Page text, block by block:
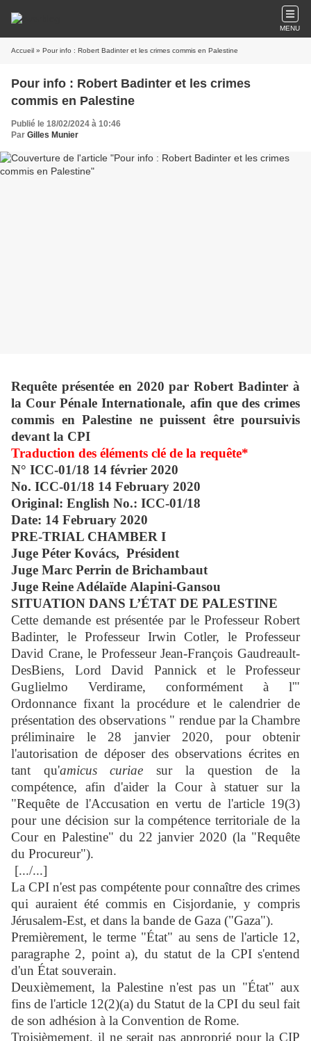
MENU
Accueil » Pour info : Robert Badinter et les crimes commis en Palestine
Pour info : Robert Badinter et les crimes
commis en Palestine
Publié le 18/02/2024 à 10:46
Par Gilles Munier
Requête présentée en 2020 par Robert Badinter à
la Cour Pénale Internationale, afin que des crimes
commis en Palestine ne puissent être poursuivis
devant la CPI
Traduction des éléments clé de la requête*
N° ICC-01/18 14 février 2020
No. ICC-01/18 14 February 2020
Original: English No.: ICC-01/18
Date: 14 February 2020
PRE-TRIAL CHAMBER I
Juge Péter Kovács, Président
Juge Marc Perrin de Brichambaut
Juge Reine Adélaïde Alapini-Gansou
SITUATION DANS L’ÉTAT DE PALESTINE
Cette demande est présentée par le Professeur Robert
Badinter, le Professeur Irwin Cotler, le Professeur
David Crane, le Professeur Jean-François Gaudreault-
DesBiens, Lord David Pannick et le Professeur
Guglielmo Verdirame, conformément à l'"
Ordonnance fixant la procédure et le calendrier de
présentation des observations " rendue par la Chambre
préliminaire le 28 janvier 2020, pour obtenir
l'autorisation de déposer des observations écrites en
tant qu'amicus curiae sur la question de la
compétence, afin d'aider la Cour à statuer sur la
"Requête de l'Accusation en vertu de l'article 19(3)
pour une décision sur la compétence territoriale de la
Cour en Palestine" du 22 janvier 2020 (la "Requête
du Procureur").
[.../...]
La CPI n'est pas compétente pour connaître des crimes
qui auraient été commis en Cisjordanie, y compris
Jérusalem-Est, et dans la bande de Gaza ("Gaza").
Premièrement, le terme "État" au sens de l'article 12,
paragraphe 2, point a), du statut de la CPI s'entend
d'un État souverain.
Deuxièmement, la Palestine n'est pas un "État" aux
fins de l'article 12(2)(a) du Statut de la CPI du seul fait
de son adhésion à la Convention de Rome.
Troisièmement, il ne serait pas approprié pour la CIP